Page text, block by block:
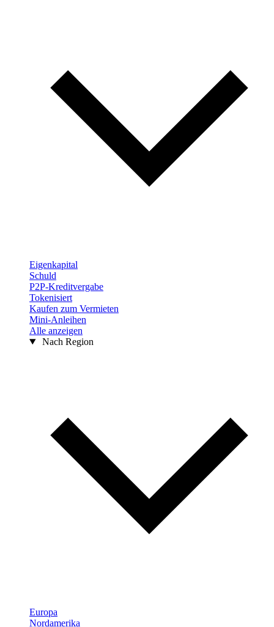
Eigenkapital
Schuld
P2P-Kreditvergabe
Tokenisiert
Kaufen zum Vermieten
Mini-Anleihen
Alle anzeigen
Nach Region
Europa
Nordamerika